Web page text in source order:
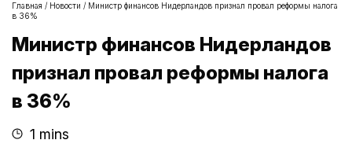
Главная / Новости / Министр финансов Нидерландов признал провал реформы налога
в 36%
Министр финансов Нидерландов
признал провал реформы налога
в 36%
1 mins